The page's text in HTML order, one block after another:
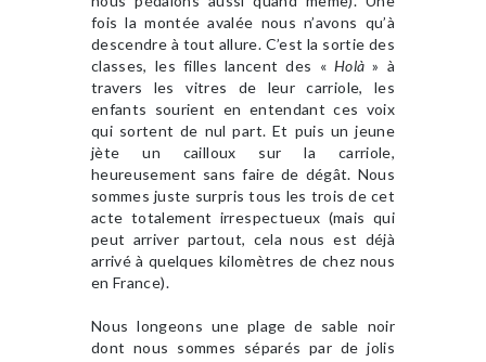
fois la montée avalée nous n’avons qu’à
descendre à tout allure. C’est la sortie des
classes, les filles lancent des « Holà » à
travers les vitres de leur carriole, les
enfants sourient en entendant ces voix
qui sortent de nul part. Et puis un jeune
jète un cailloux sur la carriole,
heureusement sans faire de dégât. Nous
sommes juste surpris tous les trois de cet
acte totalement irrespectueux (mais qui
peut arriver partout, cela nous est déjà
arrivé à quelques kilomètres de chez nous
en France).
Nous longeons une plage de sable noir
dont nous sommes séparés par de jolis